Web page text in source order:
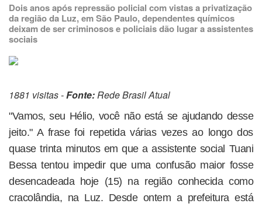
Dois anos após repressão policial com vistas a privatização
da região da Luz, em São Paulo, dependentes químicos
deixam de ser criminosos e policiais dão lugar a assistentes
sociais
1881 visitas -Fonte:Rede Brasil Atual
"Vamos, seu Hélio, você não está se ajudando desse
jeito." A frase foi repetida várias vezes ao longo dos
quase trinta minutos em que a assistente social Tuani
Bessa tentou impedir que uma confusão maior fosse
desencadeada hoje (15) na região conhecida como
cracolândia, na Luz. Desde ontem a prefeitura está